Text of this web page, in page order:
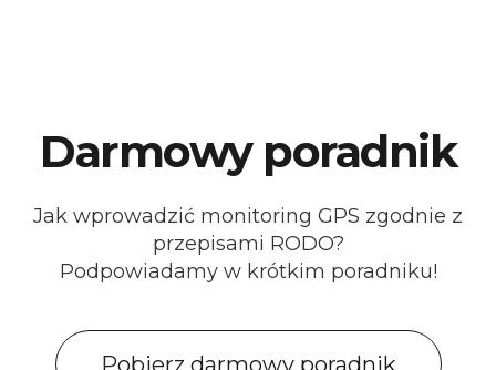
Darmowy poradnik
Jak wprowadzić monitoring GPS zgodnie z
przepisami RODO?
Podpowiadamy w krótkim poradniku!